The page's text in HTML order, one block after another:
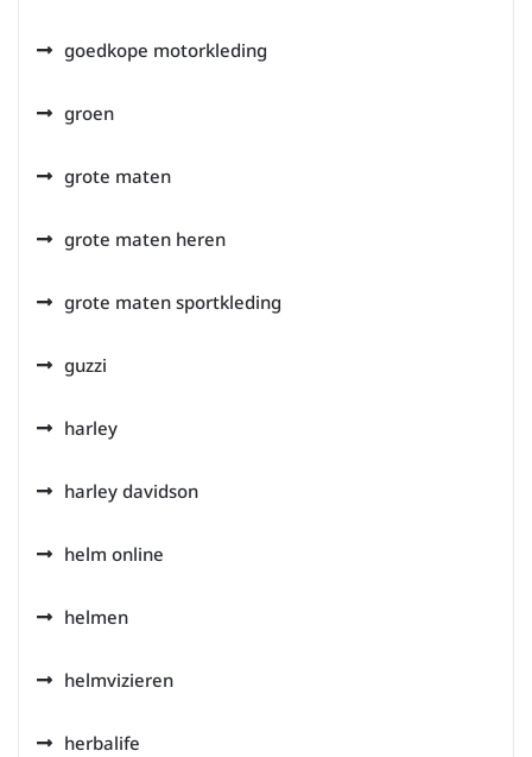
goedkope motorkleding
groen
grote maten
grote maten heren
grote maten sportkleding
guzzi
harley
harley davidson
helm online
helmen
helmvizieren
herbalife